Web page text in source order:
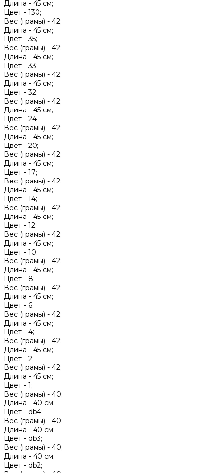
Длина - 45 см;
Цвет - 130;
Вес (грамы) - 42;
Длина - 45 см;
Цвет -35;
Вес (грамы) - 42;
Длина - 45 см;
Цвет -33;
Вес (грамы) - 42;
Длина - 45 см;
Цвет -32;
Вес (грамы) - 42;
Длина - 45 см;
Цвет - 24;
Вес (грамы) - 42;
Длина - 45 см;
Цвет - 20;
Вес (грамы) - 42;
Длина - 45 см;
Цвет - 17;
Вес (грамы) - 42;
Длина - 45 см;
Цвет - 14;
Вес (грамы) - 42;
Длина - 45 см;
Цвет - 12;
Вес (грамы) - 42;
Длина - 45 см;
Цвет - 10;
Вес (грамы) - 42;
Длина - 45 см;
Цвет - 8;
Вес (грамы) - 42;
Длина - 45 см;
Цвет - 6;
Вес (грамы) - 42;
Длина - 45 см;
Цвет - 4;
Вес (грамы) - 42;
Длина - 45 см;
Цвет - 2;
Вес (грамы) - 42;
Длина - 45 см;
Цвет - 1;
Вес (грамы) - 40;
Длина - 40 см;
Цвет - db4;
Вес (грамы) - 40;
Длина - 40 см;
Цвет - db3;
Вес (грамы) - 40;
Длина - 40 см;
Цвет - db2;